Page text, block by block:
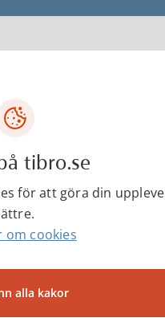
kommun har
vägledande för
för att uppnå
av
tibro.se
för att göra din
om cookies
alla kakor